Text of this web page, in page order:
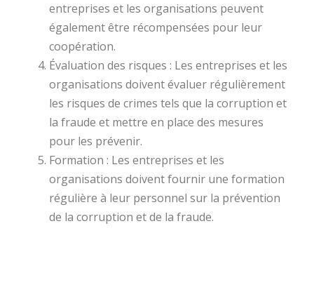
entreprises et les organisations peuvent
également être récompensées pour leur
coopération.
Évaluation des risques : Les entreprises et les
organisations doivent évaluer régulièrement
les risques de crimes tels que la corruption et
la fraude et mettre en place des mesures
pour les prévenir.
Formation : Les entreprises et les
organisations doivent fournir une formation
régulière à leur personnel sur la prévention
de la corruption et de la fraude.